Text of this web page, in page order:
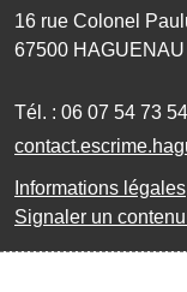
16 rue Colonel
67500 HAGUENAU
Tél. : 06 07 54 73 54
Informations légales
Signaler un